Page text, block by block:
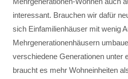
interessant. Brauchen wir dafür
sich Einfamilienhäuser mit wenig
Mehrgenerationenhäusern
verschiedene Generationen unter
braucht es mehr Wohneinheiten